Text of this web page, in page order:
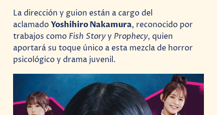
La dirección y guion están a cargo del
aclamadoYoshihiro Nakamura, reconocido por
trabajos como Fish Storyy Prophecy, quien
aportará su toque único a esta mezcla de horror
psicológico y drama juvenil.